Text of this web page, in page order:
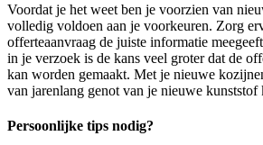
Voordat je het weet ben je voorzien van
volledig voldoen aan je voorkeuren. Zorg
offerteaanvraag de juiste informatie
in je verzoek is de kans veel groter dat de
kan worden gemaakt. Met je nieuwe
van jarenlang genot van je nieuwe
Persoonlijke tips nodig?